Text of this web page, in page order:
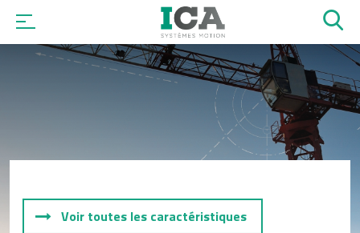
OK
Voir toutes les caractéristiques